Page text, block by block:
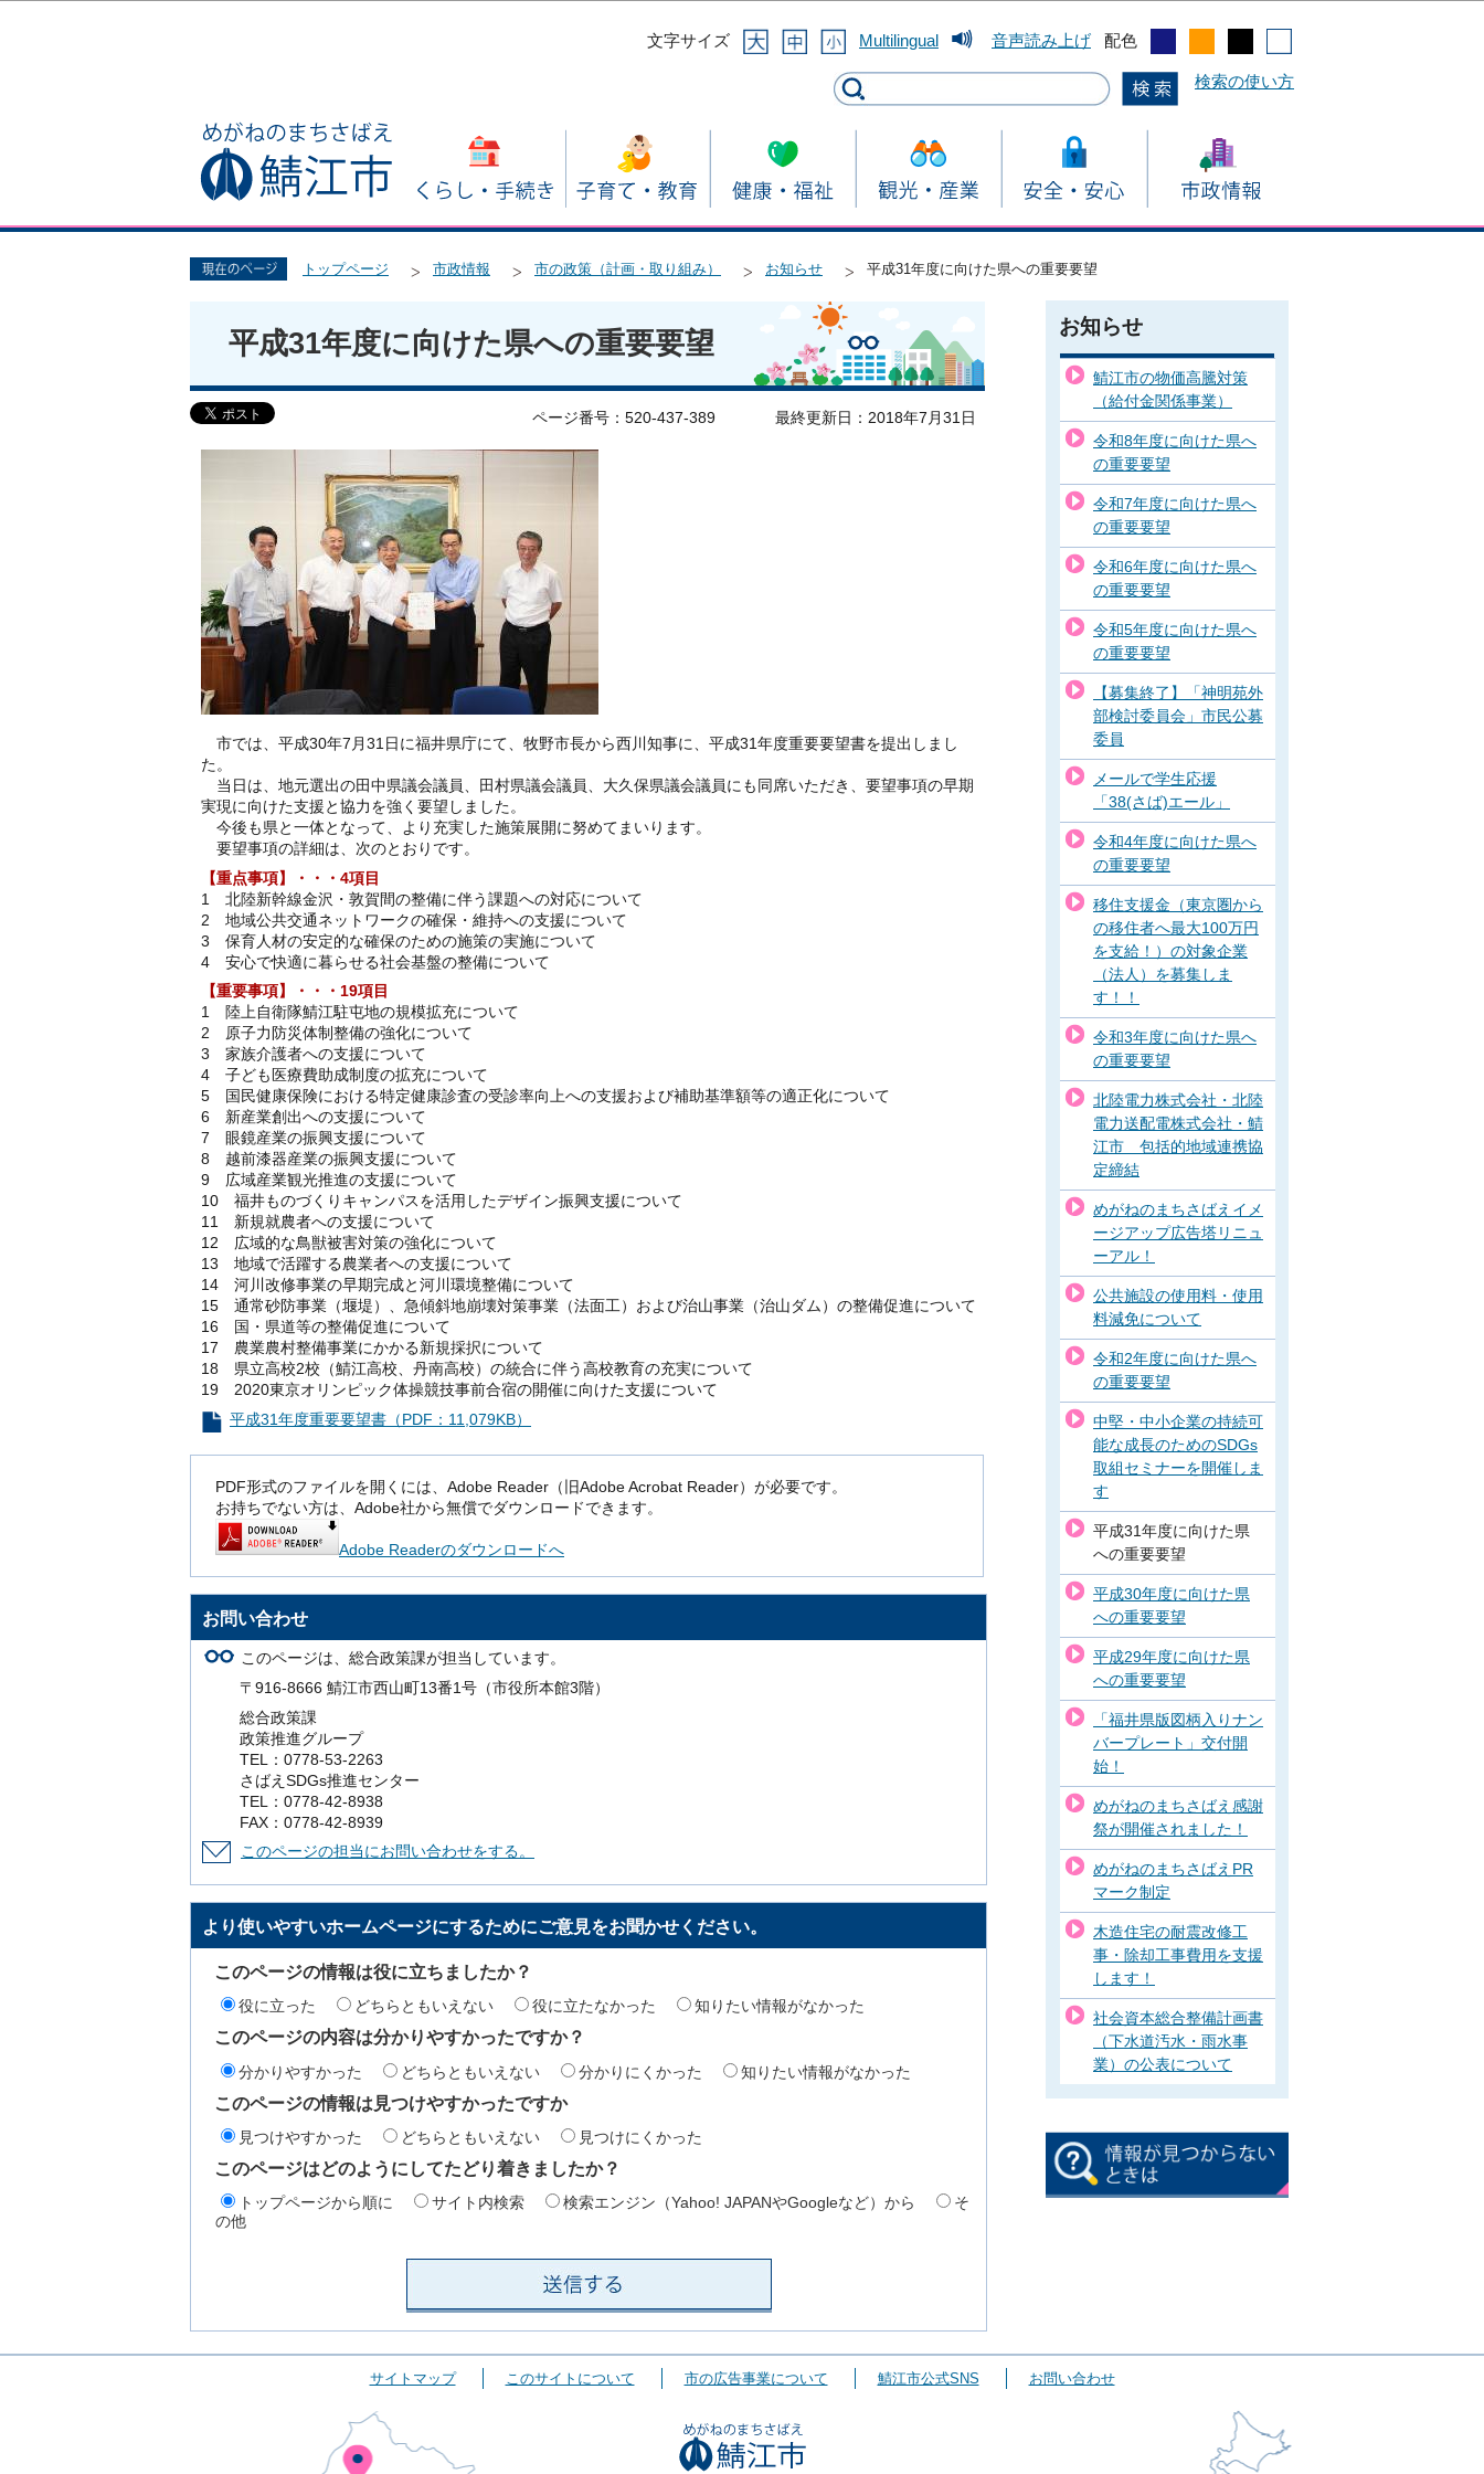
文字サイズ
Multilingual 音声読み上げ 配色
検索の使い方
トップページ 市政情報 市の政策（計画・取り組み） お知らせ 平成31年度に向けた県への重要要望
平成31年度に向けた県への重要要望
ページ番号：520-437-389 最終更新日：2018年7月31日
市では、平成30年7月31日に福井県庁にて、牧野市長から西川知事に、平成31年度重要要望書を提出しまし
た。
当日は、地元選出の田中県議会議員、田村県議会議員、大久保県議会議員にも同席いただき、要望事項の早期
実現に向けた支援と協力を強く要望しました。
今後も県と一体となって、より充実した施策展開に努めてまいります。
要望事項の詳細は、次のとおりです。
【重点事項】・・・4項目
1 北陸新幹線金沢・敦賀間の整備に伴う課題への対応について
2 地域公共交通ネットワークの確保・維持への支援について
3 保育人材の安定的な確保のための施策の実施について
4 安心で快適に暮らせる社会基盤の整備について
【重要事項】・・・19項目
1 陸上自衛隊鯖江駐屯地の規模拡充について
2 原子力防災体制整備の強化について
3 家族介護者への支援について
4 子ども医療費助成制度の拡充について
5 国民健康保険における特定健康診査の受診率向上への支援および補助基準額等の適正化について
6 新産業創出への支援について
7 眼鏡産業の振興支援について
8 越前漆器産業の振興支援について
9 広域産業観光推進の支援について
10 福井ものづくりキャンパスを活用したデザイン振興支援について
11 新規就農者への支援について
12 広域的な鳥獣被害対策の強化について
13 地域で活躍する農業者への支援について
14 河川改修事業の早期完成と河川環境整備について
15 通常砂防事業（堰堤）、急傾斜地崩壊対策事業（法面工）および治山事業（治山ダム）の整備促進について
16 国・県道等の整備促進について
17 農業農村整備事業にかかる新規採択について
18 県立高校2校（鯖江高校、丹南高校）の統合に伴う高校教育の充実について
19 2020東京オリンピック体操競技事前合宿の開催に向けた支援について
平成31年度重要要望書（PDF：11,079KB）
PDF形式のファイルを開くには、Adobe Reader（旧Adobe Acrobat Reader）が必要です。
お持ちでない方は、Adobe社から無償でダウンロードできます。
Adobe Readerのダウンロードへ
お問い合わせ
このページは、総合政策課が担当しています。
〒916-8666 鯖江市西山町13番1号（市役所本館3階）
総合政策課
政策推進グループ
TEL：0778-53-2263
さばえSDGs推進センター
TEL：0778-42-8938
FAX：0778-42-8939
このページの担当にお問い合わせをする。
より使いやすいホームページにするためにご意見をお聞かせください。
このページの情報は役に立ちましたか？
役に立った どちらともいえない 役に立たなかった 知りたい情報がなかった
このページの内容は分かりやすかったですか？
分かりやすかった どちらともいえない 分かりにくかった 知りたい情報がなかった
このページの情報は見つけやすかったですか
見つけやすかった どちらともいえない 見つけにくかった
このページはどのようにしてたどり着きましたか？
トップページから順に サイト内検索 検索エンジン（Yahoo! JAPANやGoogleなど）から
そ
の他
お知らせ
鯖江市の物価高騰対策
（給付金関係事業）
令和8年度に向けた県へ
の重要要望
令和7年度に向けた県へ
の重要要望
令和6年度に向けた県へ
の重要要望
令和5年度に向けた県へ
の重要要望
【募集終了】「神明苑外
部検討委員会」市民公募
委員
メールで学生応援
「38(さば)エール」
令和4年度に向けた県へ
の重要要望
移住支援金（東京圏から
の移住者へ最大100万円
を支給！）の対象企業
（法人）を募集しま
す！！
令和3年度に向けた県へ
の重要要望
北陸電力株式会社・北陸
電力送配電株式会社・鯖
江市 包括的地域連携協
定締結
めがねのまちさばえイメ
ージアップ広告塔リニュ
ーアル！
公共施設の使用料・使用
料減免について
令和2年度に向けた県へ
の重要要望
中堅・中小企業の持続可
能な成長のためのSDGs
取組セミナーを開催しま
す
平成31年度に向けた県
への重要要望
平成30年度に向けた県
への重要要望
平成29年度に向けた県
への重要要望
「福井県版図柄入りナン
バープレート」交付開
始！
めがねのまちさばえ感謝
祭が開催されました！
めがねのまちさばえPR
マーク制定
木造住宅の耐震改修工
事・除却工事費用を支援
します！
社会資本総合整備計画書
（下水道汚水・雨水事
業）の公表について
サイトマップ このサイトについて 市の広告事業について 鯖江市公式SNS お問い合わせ